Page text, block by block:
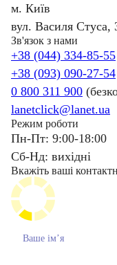
м. Київ
вул. Василя Стуса,
Зв'язок з нами
+38 (044) 334-85-55
+38 (093) 090-27-54
0 800 311 900
lanetclick@lanet.ua
Режим роботи
Пн-Пт: 9:00-18:00
Сб-Нд: вихідні
Вкажіть ваші